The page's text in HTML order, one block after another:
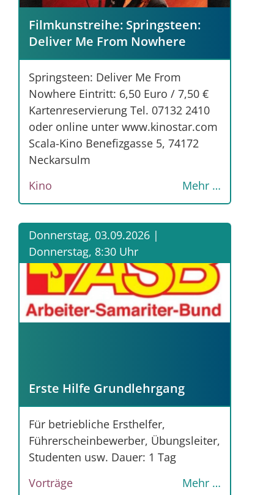
Filmkunstreihe: Springsteen:
Deliver Me From Nowhere
Springsteen: Deliver Me From
Nowhere Eintritt: 6,50 Euro / 7,50 €
Kartenreservierung Tel. 07132 2410
oder online unter www.kinostar.com
Scala-Kino Benefizgasse 5, 74172
Neckarsulm
Kino
Mehr …
Donnerstag, 03.09.2026 |
Donnerstag, 8:30 Uhr
Erste Hilfe Grundlehrgang
Für betriebliche Ersthelfer,
Führerscheinbewerber, Übungsleiter,
Studenten usw. Dauer: 1 Tag
Vorträge
Mehr …